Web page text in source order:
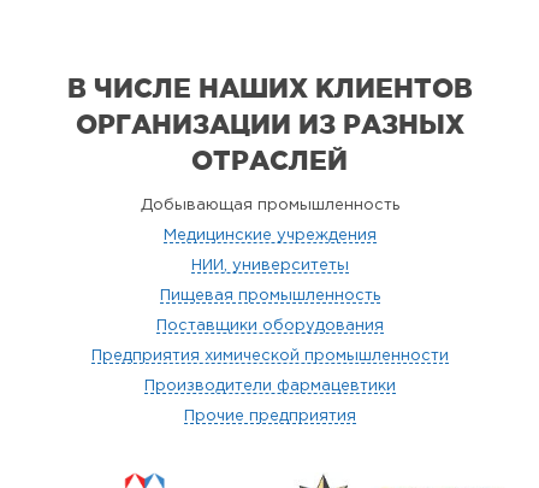
В ЧИСЛЕ НАШИХ КЛИЕНТОВ
ОРГАНИЗАЦИИ ИЗ РАЗНЫХ
ОТРАСЛЕЙ
Добывающая промышленность
Медицинские учреждения
НИИ, университеты
Пищевая промышленность
Поставщики оборудования
Предприятия химической промышленности
Производители фармацевтики
Прочие предприятия